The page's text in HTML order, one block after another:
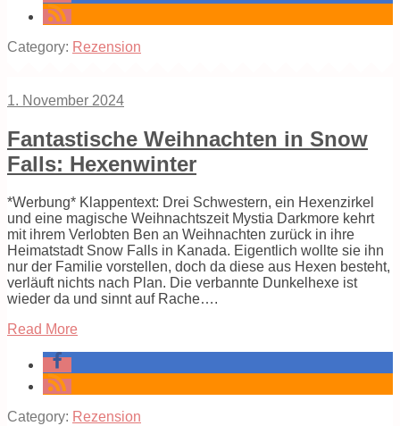
Category: Rezension
1. November 2024
Fantastische Weihnachten in Snow
Falls: Hexenwinter
*Werbung* Klappentext: Drei Schwestern, ein Hexenzirkel
und eine magische Weihnachtszeit Mystia Darkmore kehrt
mit ihrem Verlobten Ben an Weihnachten zurück in ihre
Heimatstadt Snow Falls in Kanada. Eigentlich wollte sie ihn
nur der Familie vorstellen, doch da diese aus Hexen besteht,
verläuft nichts nach Plan. Die verbannte Dunkelhexe ist
wieder da und sinnt auf Rache….
Read More
Category: Rezension